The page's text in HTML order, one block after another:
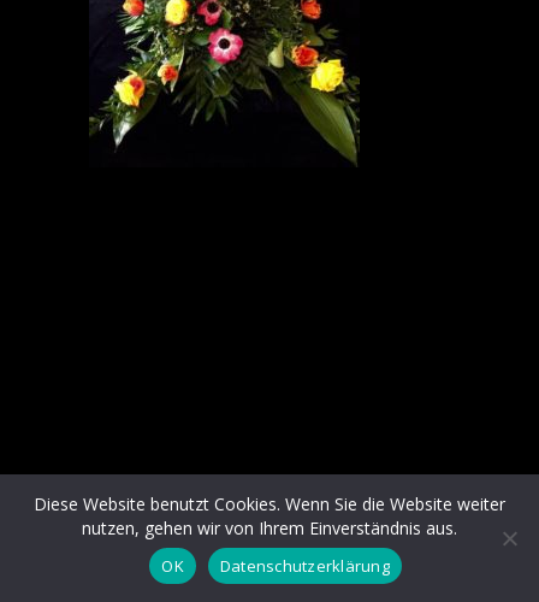
| © 2014 Blumen Flaschka
Diese Website benutzt Cookies. Wenn Sie die Website weiter
nutzen, gehen wir von Ihrem Einverständnis aus.
OK Datenschutzerklärung